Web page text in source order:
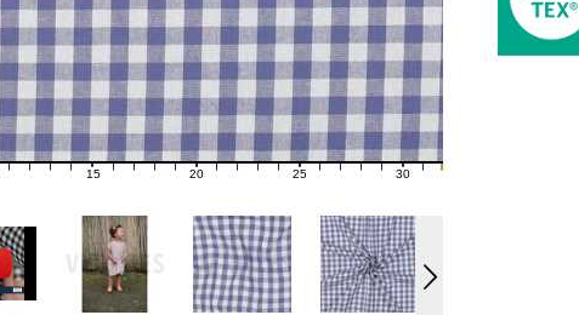
11 12 13 14 16 17 18 19 20 21 22 23 24 25 26 27 28 29 31